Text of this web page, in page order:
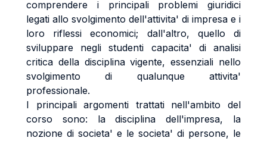
comprendere i principali problemi giuridici
legati allo svolgimento dell'attivita' di impresa e i
loro riflessi economici; dall'altro, quello di
sviluppare negli studenti capacita' di analisi
critica della disciplina vigente, essenziali nello
svolgimento di qualunque attivita'
professionale.
I principali argomenti trattati nell'ambito del
corso sono: la disciplina dell'impresa, la
nozione di societa' e le societa' di persone, le